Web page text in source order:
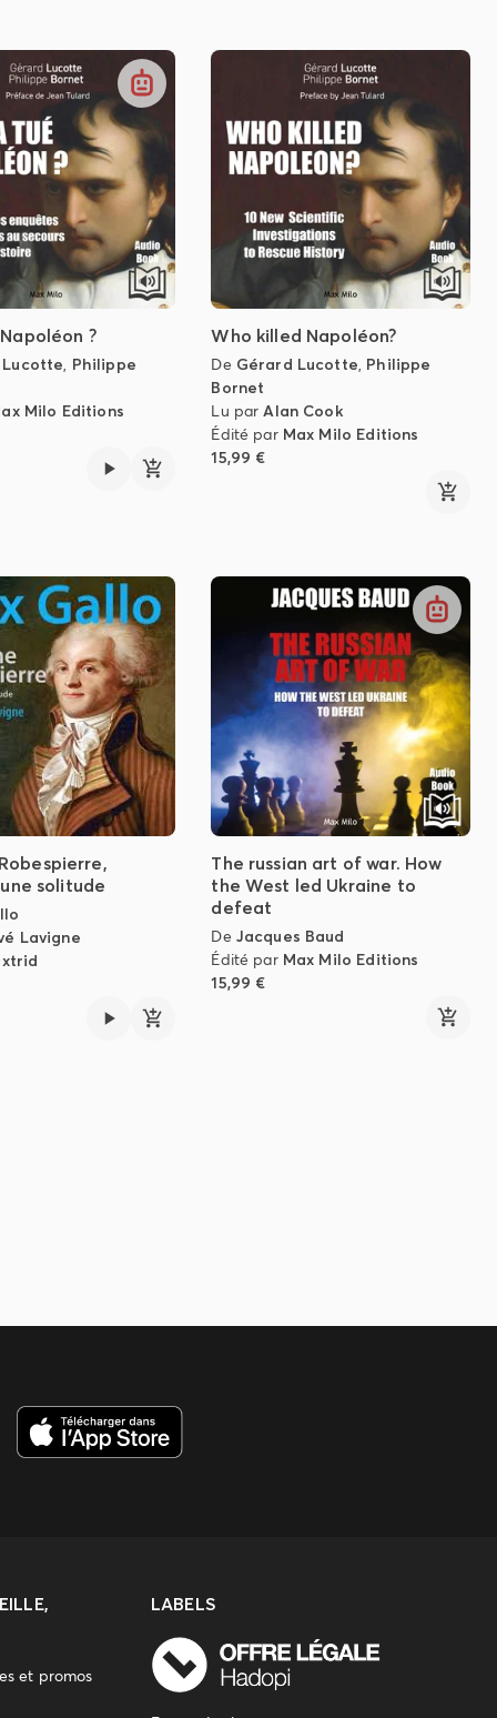
?
, Philippe
Milo Editions
Who killed Napoléon?
De Gérard Lucotte, Philippe
Bornet
Lu parAlan Cook
Édité par Max Milo Editions
15,99 €
solitude
Lavigne
The russian art of war. How
the West led Ukraine to
defeat
De Jacques Baud
Édité par Max Milo Editions
15,99 €
et promos
LABELS